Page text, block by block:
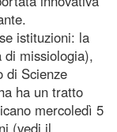
istituzioni: la
di missiologia),
di Scienze
ha un tratto
mercoledì 5
(vedi il